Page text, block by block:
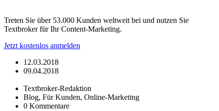
Treten Sie über 53.000 Kunden weltweit bei und nutzen Sie
Textbroker für Ihr Content-Marketing.
Jetzt kostenlos anmelden
12.03.2018
09.04.2018
Textbroker-Redaktion
Blog, Für Kunden, Online-Marketing
0 Kommentare